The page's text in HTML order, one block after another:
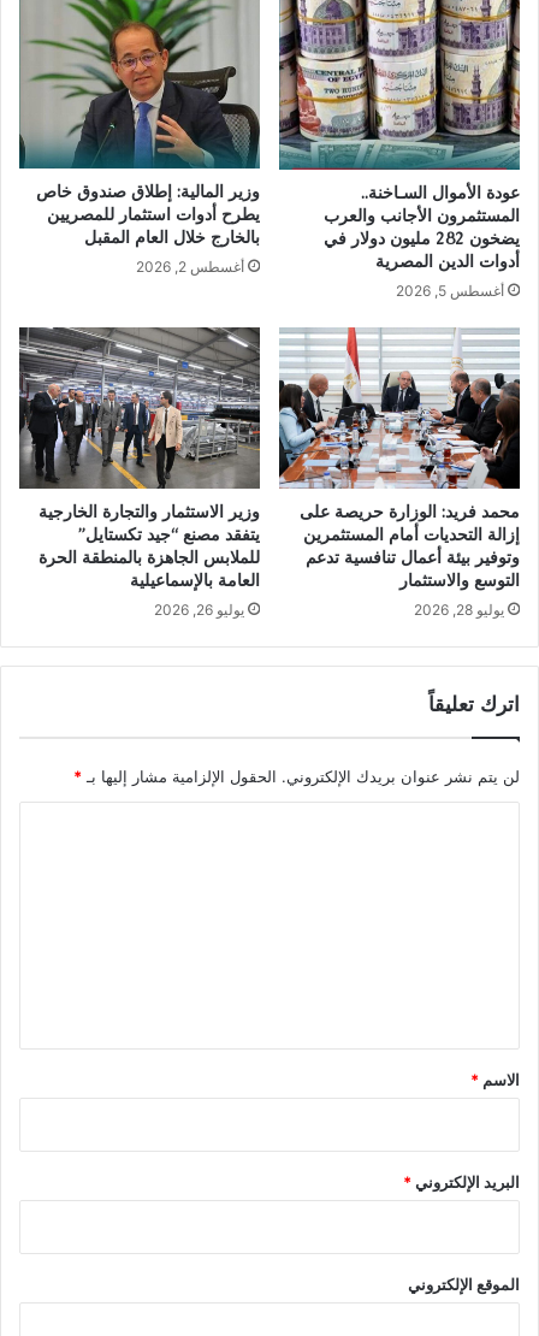
عودة الأموال السـاخنة..
المستثمرون الأجانب والعرب
يضخون 282 مليون دولار في
أدوات الدين المصرية
أغسطس 5, 2026
وزير المالية: إطلاق صندوق خاص
يطرح أدوات استثمار للمصريين
بالخارج خلال العام المقبل
أغسطس 2, 2026
محمد فريد: الوزارة حريصة على
إزالة التحديات أمام المستثمرين
وتوفير بيئة أعمال تنافسية تدعم
التوسع والاستثمار
يوليو 28, 2026
وزير الاستثمار والتجارة الخارجية
يتفقد مصنع “جيد تكستايل”
للملابس الجاهزة بالمنطقة الحرة
العامة بالإسماعيلية
يوليو 26, 2026
اترك تعليقاً
لن يتم نشر عنوان بريدك الإلكتروني. الحقول الإلزامية مشار إليها بـ *
*
الاسم *
البريد الإلكتروني*
الموقع الإلكتروني